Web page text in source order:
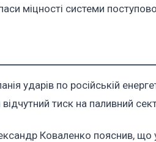
міцності системи
ударів по російській
тиск на паливний
Коваленко пояснив, що